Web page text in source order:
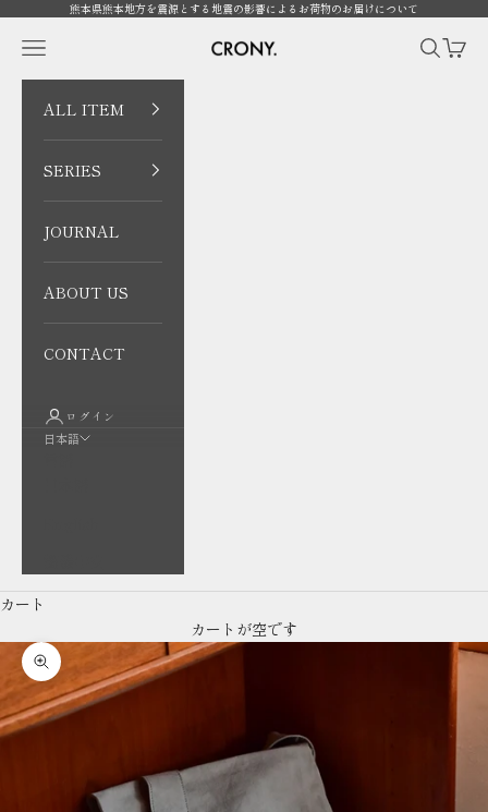
コンテンツへスキップ
熊本県熊本地方を震源とする地震の影響によるお荷物のお届けについて
CRONY. ONLINE
メニューを開く 検索を開
カー
ALL ITEM
SERIES
JOURNAL
ABOUT US
CONTACT
ログイン
日本語
カート
カートが空です
ズームイン